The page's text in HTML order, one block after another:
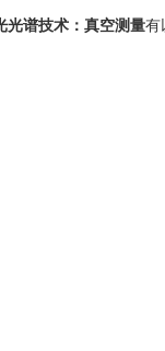
光谱技术：真空测量有